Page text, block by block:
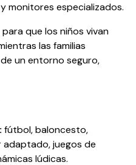
monitores especializados.
que los niños vivan
las familias
un entorno seguro,
fútbol, baloncesto,
juegos de
lúdicas.